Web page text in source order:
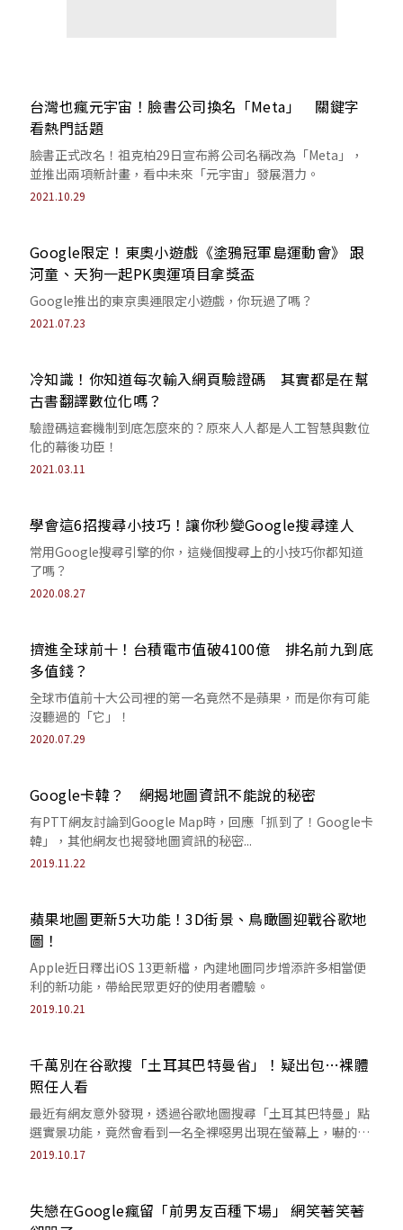
台灣也瘋元宇宙！臉書公司換名「Meta」 關鍵字
看熱門話題
臉書正式改名！祖克柏29日宣布將公司名稱改為「Meta」，
並推出兩項新計畫，看中未來「元宇宙」發展潛力。
2021.10.29
Google限定！東奧小遊戲《塗鴉冠軍島運動會》 跟
河童、天狗一起PK奧運項目拿獎盃
Google推出的東京奧運限定小遊戲，你玩過了嗎？
2021.07.23
冷知識！你知道每次輸入網頁驗證碼 其實都是在幫
古書翻譯數位化嗎？
驗證碼這套機制到底怎麼來的？原來人人都是人工智慧與數位
化的幕後功臣！
2021.03.11
學會這6招搜尋小技巧！讓你秒變Google搜尋達人
常用Google搜尋引擎的你，這幾個搜尋上的小技巧你都知道
了嗎？
2020.08.27
擠進全球前十！台積電市值破4100億 排名前九到底
多值錢？
全球市值前十大公司裡的第一名竟然不是蘋果，而是你有可能
沒聽過的「它」！
2020.07.29
Google卡韓？ 網揭地圖資訊不能說的秘密
有PTT網友討論到Google Map時，回應「抓到了！Google卡
韓」，其他網友也揭發地圖資訊的秘密...
2019.11.22
蘋果地圖更新5大功能！3D街景、鳥瞰圖迎戰谷歌地
圖！
Apple近日釋出iOS 13更新檔，內建地圖同步增添許多相當便
利的新功能，帶給民眾更好的使用者體驗。
2019.10.21
千萬別在谷歌搜「土耳其巴特曼省」！疑出包…裸體
照任人看
最近有網友意外發現，透過谷歌地圖搜尋「土耳其巴特曼」​點
選實景功能，竟然會看到一名全裸噁男出現在螢幕上，嚇的警
告大家「千萬別亂搜」！
2019.10.17
失戀在Google瘋留「前男友百種下場」 網笑著笑著